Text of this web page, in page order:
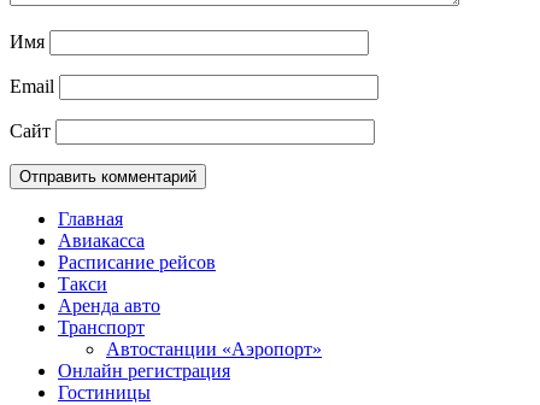
Имя
Email
Сайт
Главная
Авиакасса
Расписание рейсов
Такси
Аренда авто
Транспорт
Автостанции «Аэропорт»
Онлайн регистрация
Гостиницы